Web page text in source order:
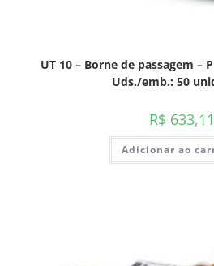
UT 10 – Borne de passagem –
Uds./emb.: 50
R$ 633,11
Adicionar ao